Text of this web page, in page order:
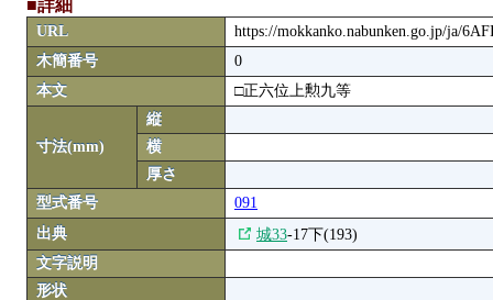
■詳細
URL
https://mokkanko.nabunken.go.jp/ja/
木簡番号
0
本文
□正六位上勲九等
寸法(mm)
縦
横
厚さ
型式番号
091
出典
城33-17下(193)
文字説明
形状